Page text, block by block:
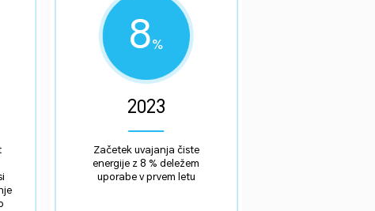
8%
2023
Začetek uvajanja čiste
energije z 8 % deležem
uporabe v prvem letu